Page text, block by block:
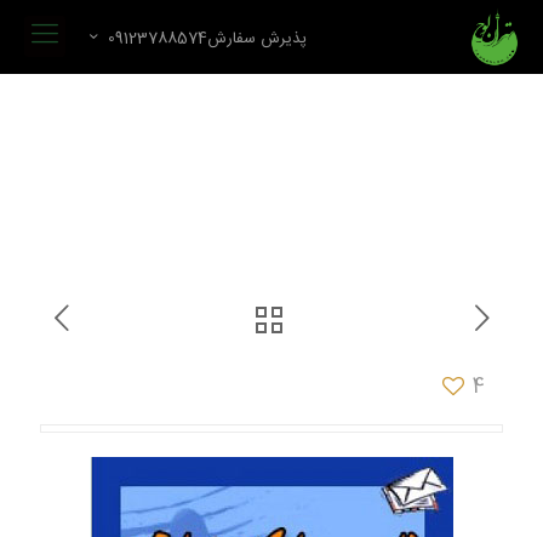
پذیرش سفارش09123788574
4